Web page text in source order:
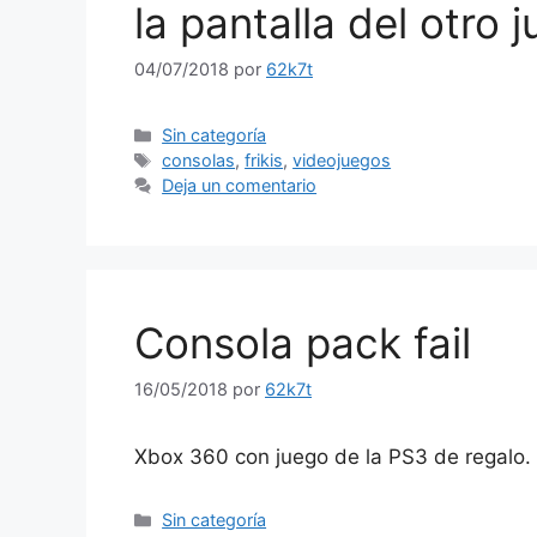
la pantalla del otro
04/07/2018 por 62k7t
Categorías
Sin categoría
Etiquetas
consolas,frikis,videojuegos
Deja un comentario
Consola pack fail
16/05/2018 por 62k7t
Xbox 360 con juego de la PS3 de regalo.
Categorías
Sin categoría